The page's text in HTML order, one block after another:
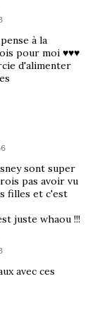
à la
pour moi ♥♥♥
d'alimenter
sont super
pas avoir vu
filles et c'est
juste whaou !!!
avec ces